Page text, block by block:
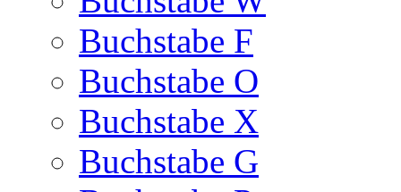
Buchstabe F
Buchstabe O
Buchstabe X
Buchstabe G